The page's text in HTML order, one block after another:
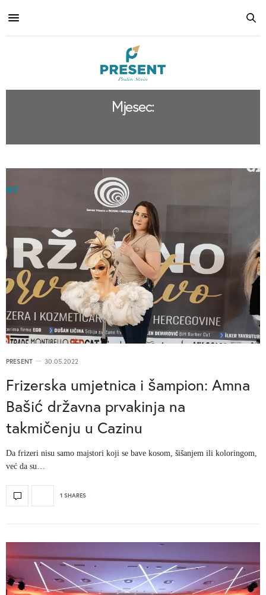
Mjesec:
PRESENT 30.05.2022
Frizerska umjetnica i šampion: Amna
Bašić državna prvakinja na
takmičenju u Cazinu
Da frizeri nisu samo majstori koji se bave kosom, šišanjem ili koloringom,
već da su…
1 SHARES